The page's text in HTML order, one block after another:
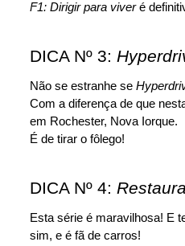
F1: Dirigir para viver é
DICA Nº 3:
Não se estranhe se
Com a diferença de que
em Rochester, Nova Iorque.
É de tirar o fôlego!
DICA Nº 4:
Esta série é maravilhosa! E
sim, e é fã de carros!